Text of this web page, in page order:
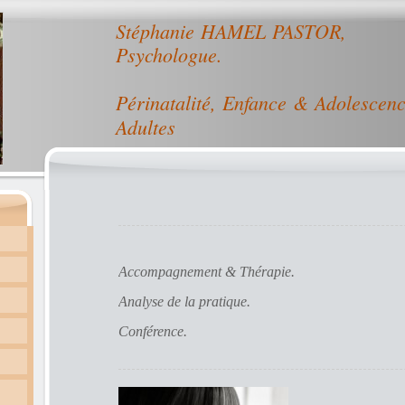
Stéphanie HAMEL PASTOR,
Psychologue.
Périnatalité, Enfance &
Adultes
Accompagnement & Thérapie.
Analyse de la pratique.
Conférence.